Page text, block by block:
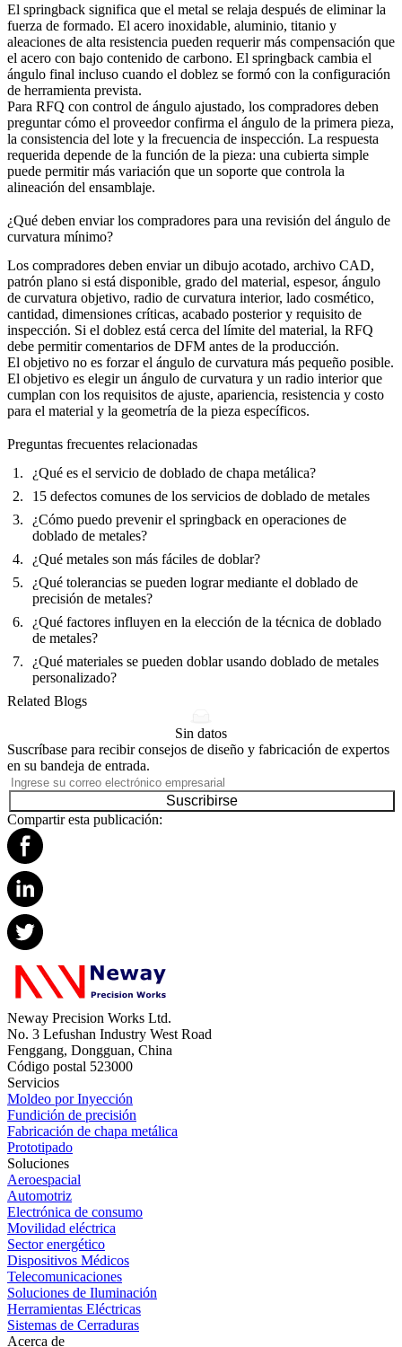
El springback significa que el metal se relaja después de eliminar la
fuerza de formado. El acero inoxidable, aluminio, titanio y
aleaciones de alta resistencia pueden requerir más compensación que
el acero con bajo contenido de carbono. El springback cambia el
ángulo final incluso cuando el doblez se formó con la configuración
de herramienta prevista.
Para RFQ con control de ángulo ajustado, los compradores deben
preguntar cómo el proveedor confirma el ángulo de la primera pieza,
la consistencia del lote y la frecuencia de inspección. La respuesta
requerida depende de la función de la pieza: una cubierta simple
puede permitir más variación que un soporte que controla la
alineación del ensamblaje.
¿Qué deben enviar los compradores para una revisión del ángulo de
curvatura mínimo?
Los compradores deben enviar un dibujo acotado, archivo CAD,
patrón plano si está disponible, grado del material, espesor, ángulo
de curvatura objetivo, radio de curvatura interior, lado cosmético,
cantidad, dimensiones críticas, acabado posterior y requisito de
inspección. Si el doblez está cerca del límite del material, la RFQ
debe permitir comentarios de DFM antes de la producción.
El objetivo no es forzar el ángulo de curvatura más pequeño posible.
El objetivo es elegir un ángulo de curvatura y un radio interior que
cumplan con los requisitos de ajuste, apariencia, resistencia y costo
para el material y la geometría de la pieza específicos.
Preguntas frecuentes relacionadas
¿Qué es el servicio de doblado de chapa metálica?
15 defectos comunes de los servicios de doblado de metales
¿Cómo puedo prevenir el springback en operaciones de
doblado de metales?
¿Qué metales son más fáciles de doblar?
¿Qué tolerancias se pueden lograr mediante el doblado de
precisión de metales?
¿Qué factores influyen en la elección de la técnica de doblado
de metales?
¿Qué materiales se pueden doblar usando doblado de metales
personalizado?
Related Blogs
Sin datos
Suscríbase para recibir consejos de diseño y fabricación de expertos
en su bandeja de entrada.
Suscribirse
Compartir esta publicación:
Neway Precision Works Ltd.
No. 3 Lefushan Industry West Road
Fenggang, Dongguan, China
Código postal 523000
Servicios
Moldeo por Inyección
Fundición de precisión
Fabricación de chapa metálica
Prototipado
Soluciones
Aeroespacial
Automotriz
Electrónica de consumo
Movilidad eléctrica
Sector energético
Dispositivos Médicos
Telecomunicaciones
Soluciones de Iluminación
Herramientas Eléctricas
Sistemas de Cerraduras
Acerca de